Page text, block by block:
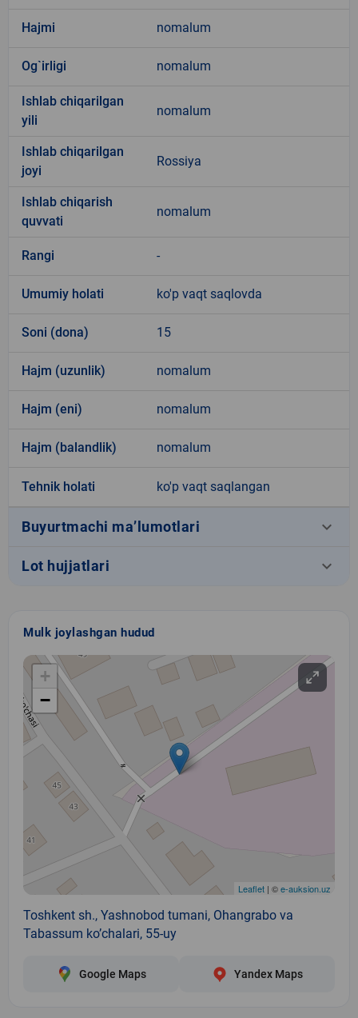
Hajmi nomalum
Og`irligi nomalum
Ishlab chiqarilgan
yili
nomalum
Ishlab chiqarilgan
joyi
Rossiya
Ishlab chiqarish
quvvati
nomalum
Rangi -
Umumiy holati ko'p vaqt saqlovda
Soni (dona) 15
Hajm (uzunlik) nomalum
Hajm (eni) nomalum
Hajm (balandlik) nomalum
Tehnik holati ko'p vaqt saqlangan
Buyurtmachi ma’lumotlari keyboard_arrow_down
Lot hujjatlari keyboard_arrow_down
Mulk joylashgan hudud
+
−
Leaflet | ©e-auksion.uz
Toshkent sh., Yashnobod tumani, Ohangrabo va
Tabassum ko’chalari, 55-uy
Google Maps Yandex Maps